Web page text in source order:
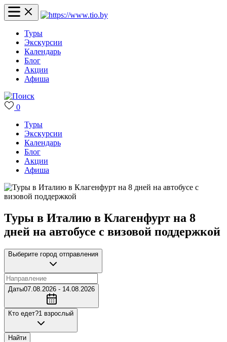
Туры
Экскурсии
Календарь
Блог
Акции
Афиша
0
Туры
Экскурсии
Календарь
Блог
Акции
Афиша
Туры в Италию в Клагенфурт на 8
дней на автобусе с визовой поддержкой
Выберите город отправления
Даты07.08.2026 - 14.08.2026
Кто едет?1 взрослый
Найти